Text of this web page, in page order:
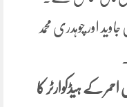
اور چوہدری محمد
کے ہیڈکوارٹر کا